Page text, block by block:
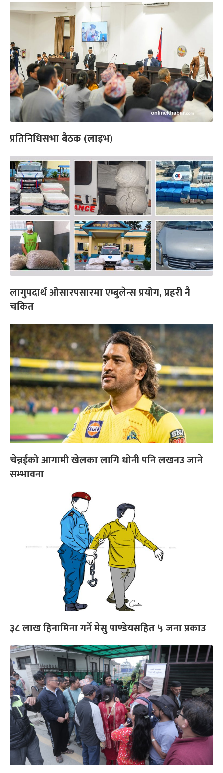
प्रतिनिधिसभा बैठक (लाइभ)
लागुपदार्थ ओसारपसारमा एम्बुलेन्स प्रयोग, प्रहरी नै
चकित
चेन्नईको आगामी खेलका लागि धोनी पनि लखनउ जाने
सम्भावना
३८ लाख हिनामिना गर्ने मेसु पाण्डेयसहित ५ जना प्रकाउ